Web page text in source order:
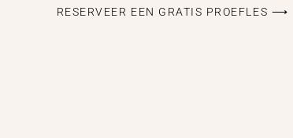
RESERVEER EEN GRATIS PROEFLES ⟶